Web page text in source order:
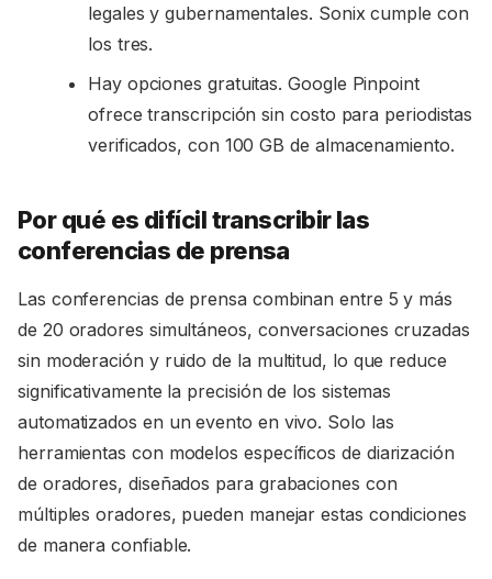
legales y gubernamentales. Sonix cumple con
los tres.
Hay opciones gratuitas. Google Pinpoint
ofrece transcripción sin costo para periodistas
verificados, con 100 GB de almacenamiento.
Por qué es difícil transcribir las
conferencias de prensa
Las conferencias de prensa combinan entre 5 y más
de 20 oradores simultáneos, conversaciones cruzadas
sin moderación y ruido de la multitud, lo que reduce
significativamente la precisión de los sistemas
automatizados en un evento en vivo. Solo las
herramientas con modelos específicos de diarización
de oradores, diseñados para grabaciones con
múltiples oradores, pueden manejar estas condiciones
de manera confiable.